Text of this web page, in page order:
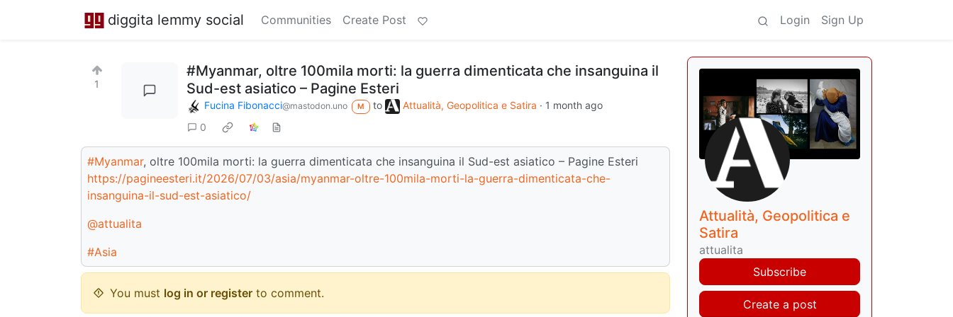
diggita lemmy social Communities Create Post Login Sign Up
1
#Myanmar, oltre 100mila morti: la guerra dimenticata che insanguina il
Sud-est asiatico – Pagine Esteri
Fucina Fibonacci@mastodon.uno M to Attualità, Geopolitica e Satira · 1 month ago
0
#Myanmar, oltre 100mila morti: la guerra dimenticata che insanguina il Sud-est asiatico – Pagine Esteri
https://pagineesteri.it/2026/07/03/asia/myanmar-oltre-100mila-morti-la-guerra-dimenticata-che-
insanguina-il-sud-est-asiatico/
@attualita
#Asia
You must log in or register to comment.
Attualità, Geopolitica e
Satira
attualita
Subscribe
Create a post